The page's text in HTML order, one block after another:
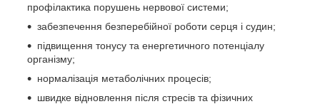
профілактика порушень нервової системи;
забезпечення безперебійної роботи серця і судин;
підвищення тонусу та енергетичного потенціалу
організму;
нормалізація метаболічних процесів;
швидке відновлення після стресів та фізичних